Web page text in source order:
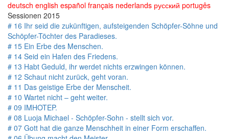
deutsch english español français nederlands русский portugês
Sessionen 2015
# 16 Ihr seid die zukünftigen, aufsteigenden Schöpfer-Söhne und
Schöpfer-Töchter des Paradieses.
# 15 Ein Erbe des Menschen.
# 14 Seid ein Hafen des Friedens.
# 13 Habt Geduld, ihr werdet nichts erzwingen können.
# 12 Schaut nicht zurück, geht voran.
# 11 Das geistige Erbe der Menscheit.
# 10 Wartet nicht – geht weiter.
# 09 IMHOTEP.
# 08 Luoja Michael - Schöpfer-Sohn - stellt sich vor.
# 07 Gott hat die ganze Menschheit in einer Form erschaffen.